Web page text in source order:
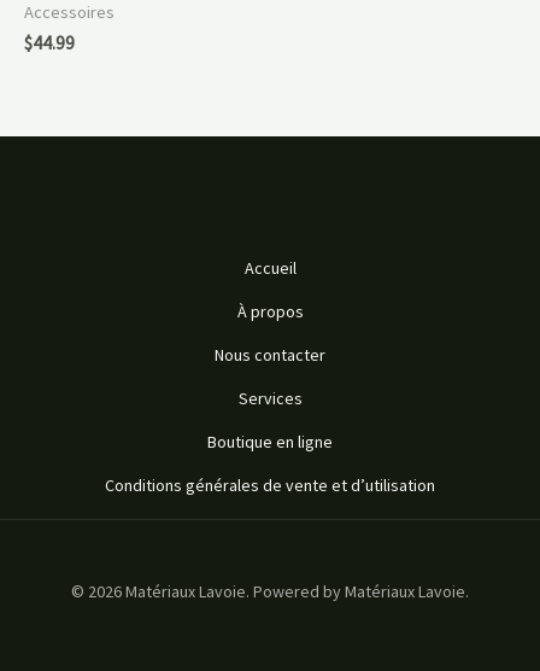
Accessoires
$44.99
Accueil
À propos
Nous contacter
Services
Boutique en ligne
Conditions générales de vente et d’utilisation
© 2026 Matériaux Lavoie. Powered by Matériaux Lavoie.